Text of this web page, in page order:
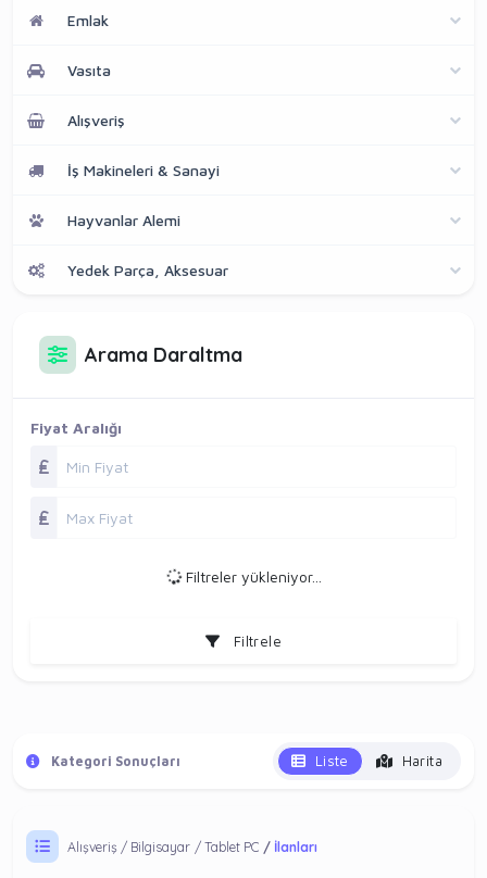
Emlak
Vasıta
Alışveriş
İş Makineleri & Sanayi
Hayvanlar Alemi
Yedek Parça, Aksesuar
Arama Daraltma
Fiyat Aralığı
Filtreler yükleniyor...
Filtrele
Kategori Sonuçları Liste Harita
Alışveriş Bilgisayar Tablet PC İlanları